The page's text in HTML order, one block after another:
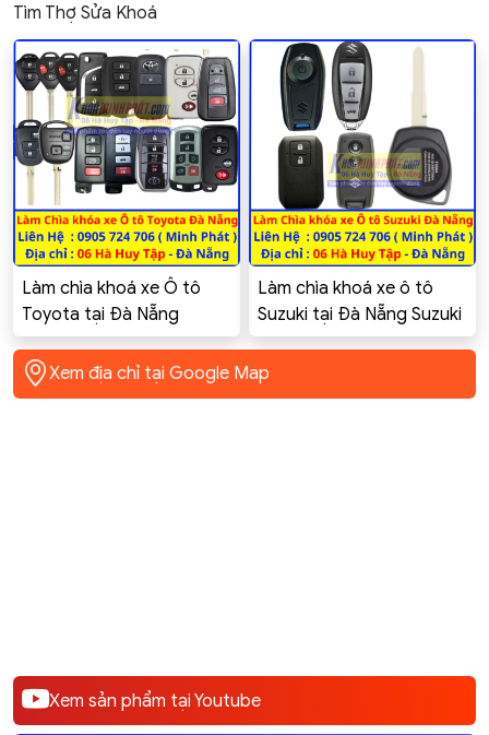
Tìm Thợ Sửa Khoá
Làm chìa khoá xe Ô tô
Toyota tại Đà Nẵng
Toyota Innova, Altis,
Corolla Cross, Vios, Yaris,
Camry, Hilux, Fortuner,
Làm chìa khoá xe ô tô
Suzuki tại Đà Nẵng Suzuki
Swift Celerio Ciaz Ertiga
XL7 GSX-R150
Xem địa chỉ tại Google Map
Xem sản phẩm tại Youtube